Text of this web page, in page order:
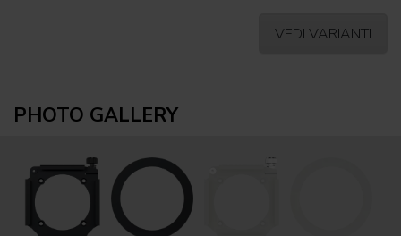
VEDI VARIANTI
PHOTO GALLERY